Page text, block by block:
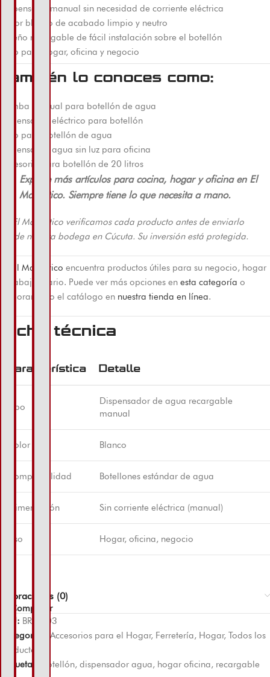
Dispensado manual sin necesidad de corriente eléctrica
Color blanco de acabado limpio y neutro
Diseño recargable de fácil instalación sobre el botellón
Apto para hogar, oficina y negocio
También lo conoces como:
bomba manual para botellón de agua
dispensador eléctrico para botellón
grifo para botellón de agua
dispensador agua sin luz para oficina
accesorio para botellón de 20 litros
Explore más artículos para cocina, hogar y oficina en El
Machetico. Siempre tiene lo que necesita a mano.
En El Machetico verificamos cada producto antes de enviarlo
desde nuestra bodega en Cúcuta. Su inversión está protegida.
El Machetico encuentra productos útiles para su negocio, hogar
o trabajo diario. Puede ver más opciones en esta categoría o
explorar todo el catálogo en nuestra tienda en línea.
Ficha técnica
Característica Detalle
Tipo
Dispensador de agua recargable
manual
Color Blanco
Compatibilidad Botellones estándar de agua
Alimentación Sin corriente eléctrica (manual)
Uso Hogar, oficina, negocio
Valoraciones (0)
Comparar
SKU: BR-1103
Categorías:
Accesorios para el Hogar, Ferretería, Hogar, Todos los
productos
Etiquetas:
botellón, dispensador agua, hogar oficina, recargable